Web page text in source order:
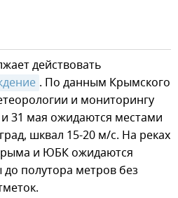
действовать
. По данным Крымского
и мониторингу
31 мая ожидаются местами
шквал 15-20 м/с. На реках
и ЮБК ожидаются
полутора метров без